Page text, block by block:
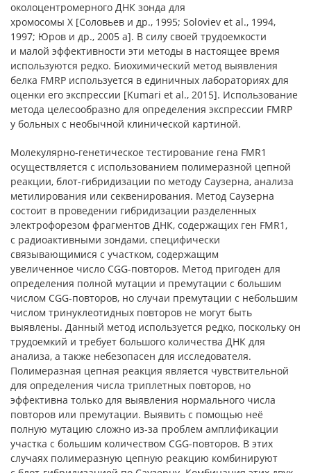
околоцентромерного ДНК зонда для
хромосомы Х [Соловьев и др., 1995; Soloviev et al., 1994,
1997; Юров и др., 2005 а]. В силу своей трудоемкости
и малой эффективности эти методы в настоящее время
используются редко. Биохимический метод выявления
белка FMRP используется в единичных лабораториях для
оценки его экспрессии [Kumari et al., 2015]. Использование
метода целесообразно для определения экспрессии FMRP
у больных с необычной клинической картиной.
Молекулярно-генетическое тестирование гена FMR1
осуществляется с использованием полимеразной цепной
реакции, блот-гибридизации по методу Саузерна, анализа
метилирования или секвенирования. Метод Саузерна
состоит в проведении гибридизации разделенных
электрофорезом фрагментов ДНК, содержащих ген FMR1,
с радиоактивными зондами, специфически
связывающимися с участком, содержащим
увеличенное число CGG-повторов. Метод пригоден для
определения полной мутации и премутации с большим
числом CGG-повторов, но случаи премутации с небольшим
числом тринуклеотидных повторов не могут быть
выявлены. Данный метод используется редко, поскольку он
трудоемкий и требует большого количества ДНК для
анализа, а также небезопасен для исследователя.
Полимеразная цепная реакция является чувствительной
для определения числа триплетных повторов, но
эффективна только для выявления нормального числа
повторов или премутации. Выявить с помощью неё
полную мутацию сложно из-за проблем амплификации
участка с большим количеством CGG-повторов. В этих
случаях полимеразную цепную реакцию комбинируют